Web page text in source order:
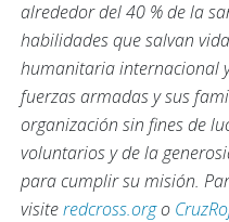
alrededor del 40 % de la
habilidades que salvan
humanitaria internacional
fuerzas armadas y sus
organización sin fines de
voluntarios y de la
para cumplir su misión.
visiteredcross.orgo